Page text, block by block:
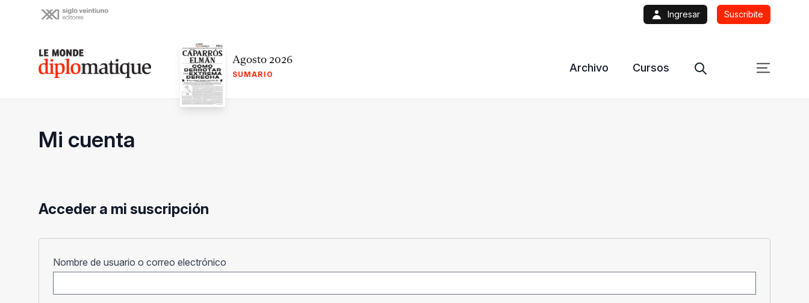
Ingresar Suscribite
Le monde diplomatique Agosto 2026
SUMARIO
Archivo Cursos
Mi cuenta
Acceder a mi suscripción
Nombre de usuario o correo electrónico